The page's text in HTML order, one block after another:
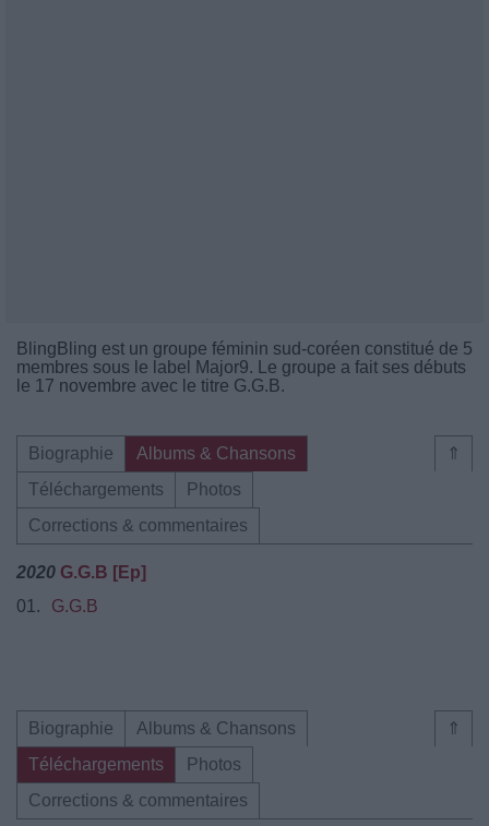
BlingBling est un groupe féminin sud-coréen constitué de 5
membres sous le label Major9. Le groupe a fait ses débuts
le 17 novembre avec le titre G.G.B.
⇑
Biographie
Albums & Chansons
Téléchargements
Photos
Corrections & commentaires
2020 G.G.B [Ep]
01.
G.G.B
⇑
Biographie
Albums & Chansons
Téléchargements
Photos
Corrections & commentaires